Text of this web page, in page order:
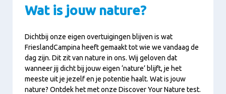
Wat is jouw nature?
Dichtbij onze eigen overtuigingen blijven is wat
FrieslandCampina heeft gemaakt tot wie we vandaag de
dag zijn. Dit zit van nature in ons. Wij geloven dat
wanneer jij dicht bij jouw eigen ‘nature’ blijft, je het
meeste uit je jezelf en je potentie haalt. Wat is jouw
nature? Ontdek het met onze Discover Your Nature test.